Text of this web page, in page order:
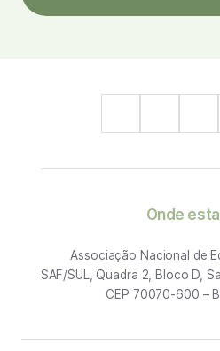
Onde
Associação Nacional de
SAF/SUL, Quadra 2, Bloco D,
CEP 70070-600 –